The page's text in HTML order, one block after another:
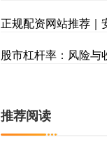
正规配资网站推荐｜
股市杠杆率：风险与
推荐阅读